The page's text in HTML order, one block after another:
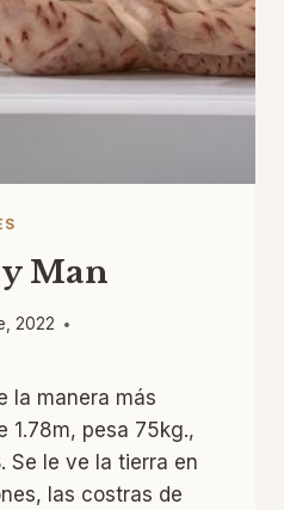
Man
2022
la manera más
1.78m, pesa 75kg.,
Se le ve la tierra en
las costras de